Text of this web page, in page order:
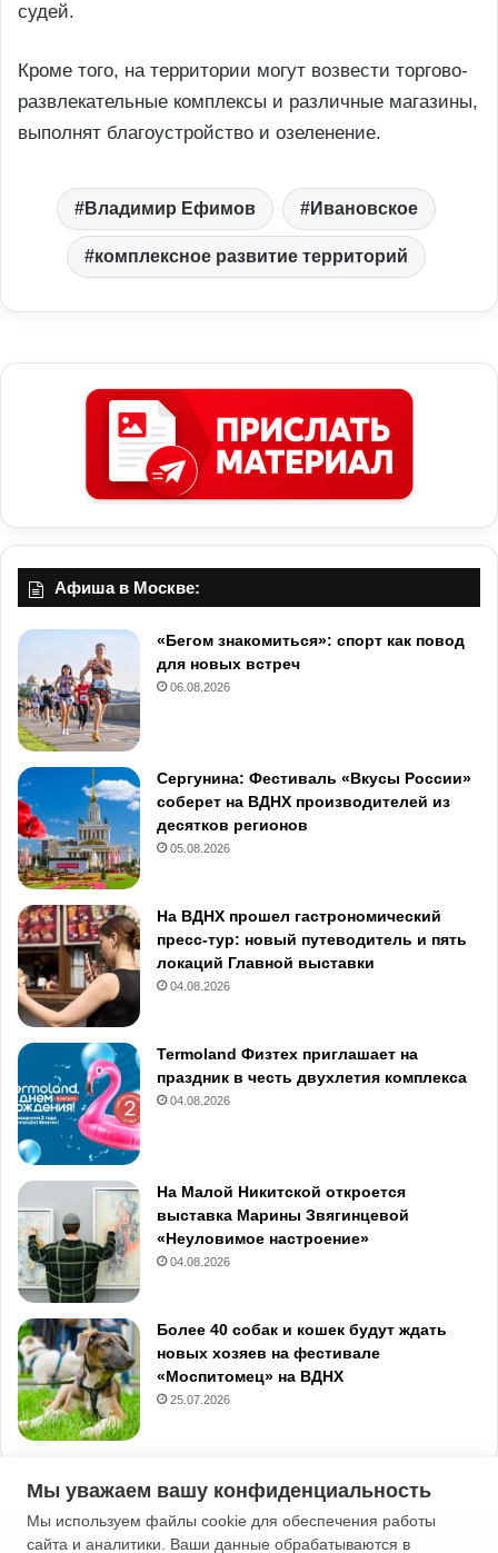
судей.
Кроме того, на территории могут возвести торгово-
развлекательные комплексы и различные магазины,
выполнят благоустройство и озеленение.
Владимир Ефимов Ивановское
комплексное развитие территорий
Афиша в Москве:
«Бегом знакомиться»: спорт как повод
для новых встреч
06.08.2026
Сергунина: Фестиваль «Вкусы России»
соберет на ВДНХ производителей из
десятков регионов
05.08.2026
На ВДНХ прошел гастрономический
пресс-тур: новый путеводитель и пять
локаций Главной выставки
04.08.2026
Termoland Физтех приглашает на
праздник в честь двухлетия комплекса
04.08.2026
На Малой Никитской откроется
выставка Марины Звягинцевой
«Неуловимое настроение»
04.08.2026
Более 40 собак и кошек будут ждать
новых хозяев на фестивале
«Моспитомец» на ВДНХ
25.07.2026
2013-2026 Типичная Москва. 16+. Мнение редакции может не
Мы уважаем вашу конфиденциальность
Мы используем файлы cookie для обеспечения работы
сайта и аналитики. Ваши данные обрабатываются в